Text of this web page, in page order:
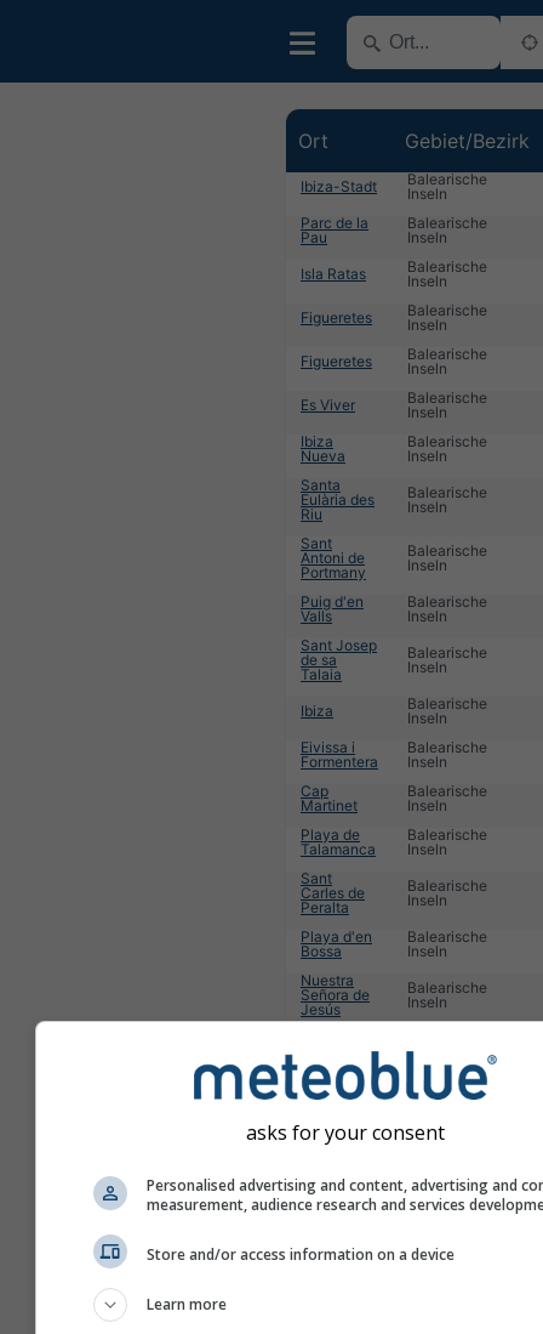
Ort Gebiet/Bezirk
Ibiza-Stadt
Balearische
Inseln
Parc de la
Pau
Balearische
Inseln
Isla Ratas
Balearische
Inseln
Figueretes
Balearische
Inseln
Figueretes
Balearische
Inseln
Es Viver
Balearische
Inseln
Ibiza
Nueva
Balearische
Inseln
Santa
Eulària des
Riu
Balearische
Inseln
Sant
Antoni de
Portmany
Balearische
Inseln
Puig d'en
Valls
Balearische
Inseln
Sant Josep
de sa
Talaia
Balearische
Inseln
Ibiza
Balearische
Inseln
Eivissa i
Formentera
Balearische
Inseln
Cap
Martinet
Balearische
Inseln
Playa de
Talamanca
Balearische
Inseln
Sant
Carles de
Peralta
Balearische
Inseln
Playa d'en
Bossa
Balearische
Inseln
Nuestra
Señora de
Jesús
Balearische
Inseln
Inseln
La Savina
Balearische
Inseln
asks for your consent
Personalised advertising and content, advertising and
measurement, audience research and services
Store and/or access information on a device
Learn more